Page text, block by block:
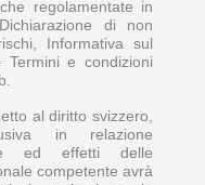
regolamentate in
di non
Informativa sul
e condizioni
al diritto svizzero,
in relazione
ed effetti delle
competente avrà